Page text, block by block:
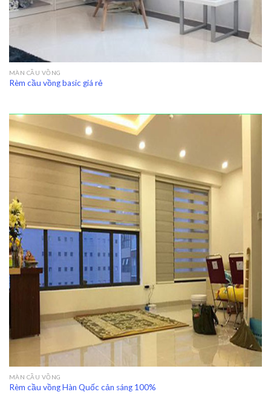
MÀN CẦU VỒNG
Rèm cầu vồng basic giá rẻ
MÀN CẦU VỒNG
Rèm cầu vồng Hàn Quốc cản sáng 100%